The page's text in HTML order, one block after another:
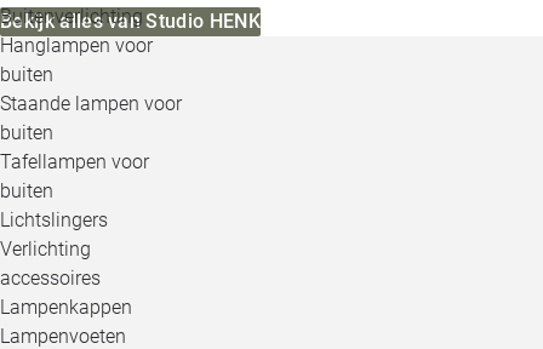
Buitenverlichting
Hanglampen voor
buiten
Staande lampen voor
buiten
Tafellampen voor
buiten
Lichtslingers
Verlichting
accessoires
Lampenkappen
Lampenvoeten
Bekijk alles van Studio HENK